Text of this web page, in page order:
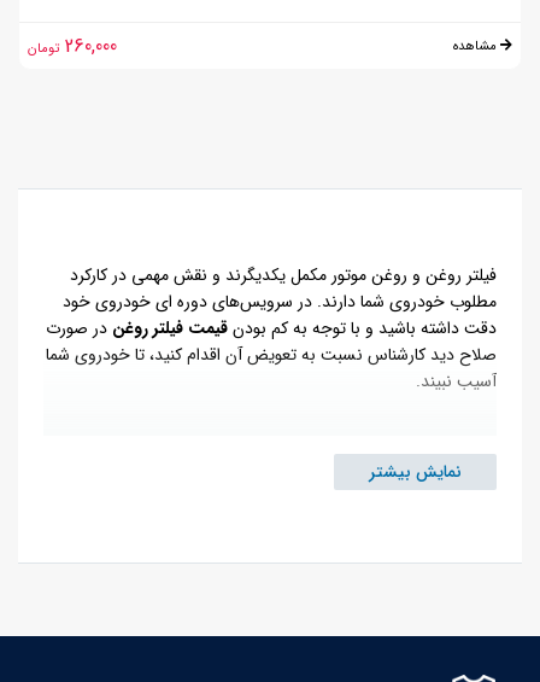
مشاهده 260,000 تومان
فیلتر روغن و روغن موتور مکمل یکدیگرند و نقش مهمی در کارکرد
مطلوب خودروی شما دارند. در سرویس‌های دوره ای خودروی خود
دقت داشته باشید و با توجه به کم بودنقیمت فیلتر روغن در صورت
صلاح دید کارشناس نسبت به تعویض آن اقدام کنید، تا خودروی شما
آسیب نبیند.
فیلتر روغن چیست؟
موتور خودرو به هنگام روشن شدن و کارکردن دما و حرارت بالایی
آلودگی‌ها نیز شسته شده و با روغن موتور ترکیب می‌شوند. فیلتر
شکل است و در مسیر ورودی روغن قرار می‌گیرد.
نمایش بیشتر